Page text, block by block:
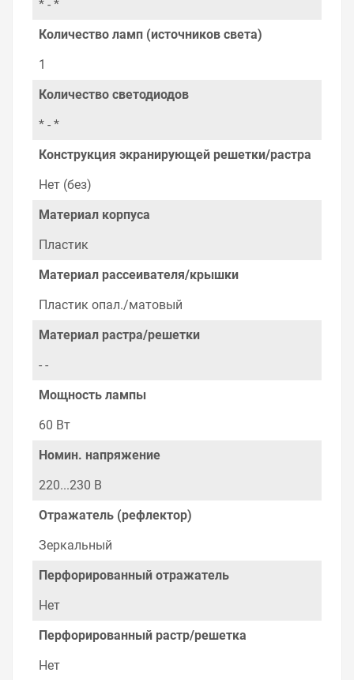
Наличие Светильник НБУ 05-60-001 "Альтан" черный
IP64 TDM на складе уточняйте у менеджера. Также
можно получить консультацию по тому, что мы
продаем, узнать преимущества конкретного товара,
получить информацию об отличительных
особенностях товара, который вы собираетесь купить.
Мы всегда рады помочь, посоветовать, рассказать
Свяжитесь с нами любым способом, который для вас
наиболее удобен. С удовольствием ответим на все
вопросы.
* - *
Количество ламп (источников света)
1
Количество светодиодов
* - *
Конструкция экранирующей решетки/растра
Нет (без)
Материал корпуса
Пластик
Материал рассеивателя/крышки
Пластик опал./матовый
Материал растра/решетки
- -
Мощность лампы
60 Вт
Номин. напряжение
220...230 В
Отражатель (рефлектор)
Зеркальный
Перфорированный отражатель
Нет
Перфорированный растр/решетка
Нет